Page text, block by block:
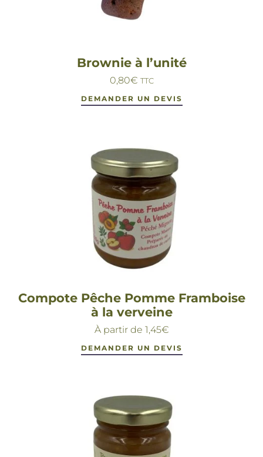
Brownie à l’unité
0,80€ TTC
DEMANDER UN DEVIS
Compote Pêche Pomme Framboise
à la verveine
À partir de 1,45€
DEMANDER UN DEVIS